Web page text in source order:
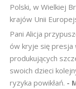
Polski, w Wielkiej
krajów Unii
Pani Alicja
ów kryje się presja
produkujących
swoich dzieci
ryzyka powikłań. -